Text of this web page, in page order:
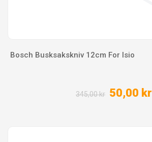
Bosch Busksakskniv 12cm For Isio
345,00 kr 50,00 kr